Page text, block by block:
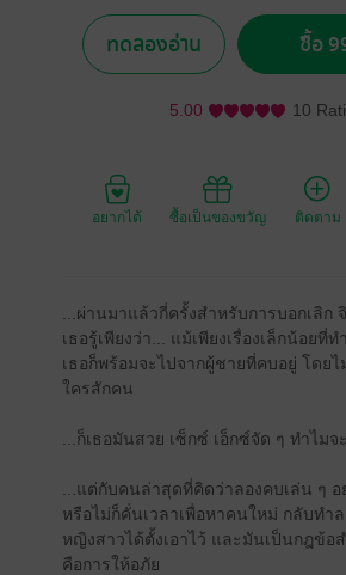
ทดลองอ่าน ซื้อ
5.00 10
อยากได้ ซื้อเป็นของขวัญ ติดตาม
...ผ่านมาแล้วกี่ครั้งสำหรับการบอกเลิก
เธอรู้เพียงว่า... แม้เพียงเรื่องเล็กน้อยที่
เธอก็พร้อมจะไปจากผู้ชายที่คบอยู่ โดย
ใครสักคน
...ก็เธอมันสวย เซ็กซ์ เอ็กซ์จัด ๆ ทำไมจ
...แต่กับคนล่าสุดที่คิดว่าลองคบเล่น ๆ อ
หรือไม่ก็คั่นเวลาเพื่อหาคนใหม่ กลับทำ
หญิงสาวได้ตั้งเอาไว้ และมันเป็นกฎข้อ
คือการให้อภัย